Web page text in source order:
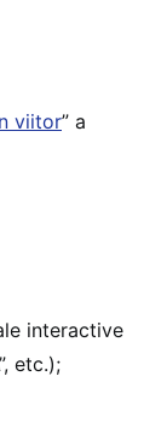
viitor” a
interactive
etc.);